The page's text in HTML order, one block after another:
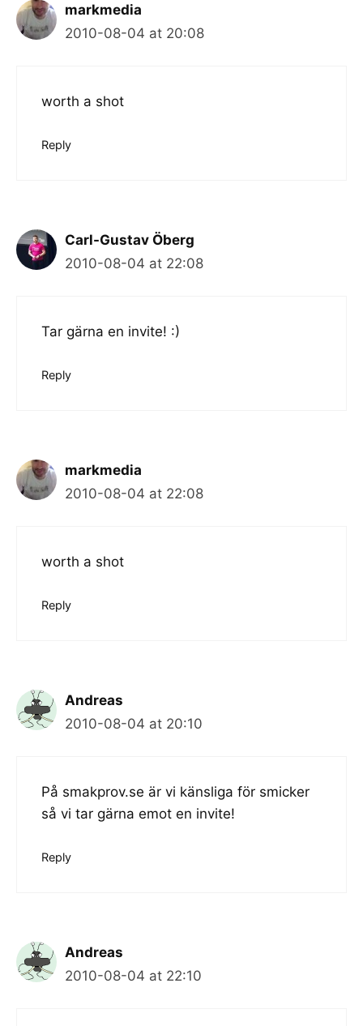
markmedia
2010-08-04 at 20:08
worth a shot
Reply
Carl-Gustav Öberg
2010-08-04 at 22:08
Tar gärna en invite! :)
Reply
markmedia
2010-08-04 at 22:08
worth a shot
Reply
Andreas
2010-08-04 at 20:10
På smakprov.se är vi känsliga för smicker
så vi tar gärna emot en invite!
Reply
Andreas
2010-08-04 at 22:10